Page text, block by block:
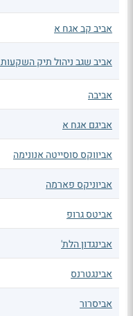
אביב קב אגח א
אביב שגב ניהול תיק השקעות 20/80
אביבה
אביגם אגח א
אביווקס סוסייטה אנונימה
אביוניקס פארמה
אביטס גרופ
אבינגדון הלת'
אבינגטרנס
אביסרור